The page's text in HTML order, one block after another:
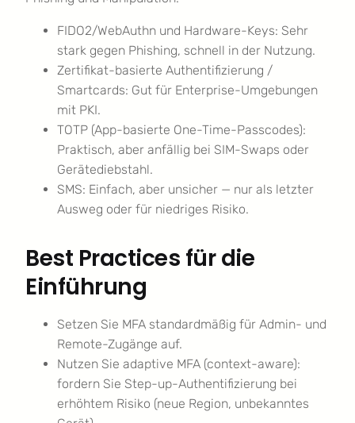
FIDO2/WebAuthn und Hardware-Keys: Sehr
stark gegen Phishing, schnell in der Nutzung.
Zertifikat-basierte Authentifizierung /
Smartcards: Gut für Enterprise-Umgebungen
mit PKI.
TOTP (App-basierte One-Time-Passcodes):
Praktisch, aber anfällig bei SIM-Swaps oder
Gerätediebstahl.
SMS: Einfach, aber unsicher — nur als letzter
Ausweg oder für niedriges Risiko.
Best Practices für die
Einführung
Setzen Sie MFA standardmäßig für Admin- und
Remote-Zugänge auf.
Nutzen Sie adaptive MFA (context-aware):
fordern Sie Step-up-Authentifizierung bei
erhöhtem Risiko (neue Region, unbekanntes